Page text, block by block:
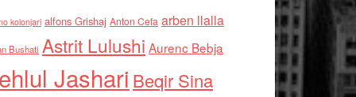
kolonjari alfons Grishaj Anton Cefa arben llalla
Bushati Astrit Lulushi Aurenc Bebja
Jashari Beqir Sina